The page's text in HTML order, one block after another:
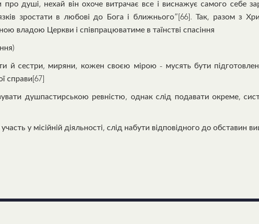
душі, нехай він охоче витрачає все і виснажує самого себе
зростати в любові до Бога і ближнього”[66]. Так, разом з
владою Церкви і співпрацюватиме в таїнстві спасіння
й сестри, миряни, кожен своєю мірою - мусять бути
справи[67]
душпастирською ревністю, однак слід подавати окреме,
у місійній діяльності, слід набути відповідного до обставин